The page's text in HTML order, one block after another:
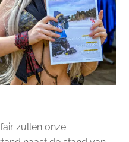
zullen onze